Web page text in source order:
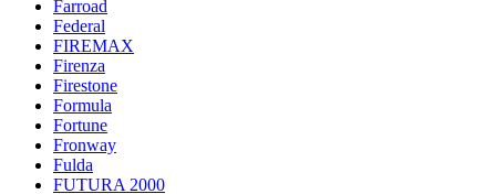
Farroad
Federal
FIREMAX
Firenza
Firestone
Formula
Fortune
Fronway
Fulda
FUTURA 2000